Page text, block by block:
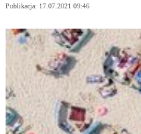
Publikacja: 17.07.2021 09:46